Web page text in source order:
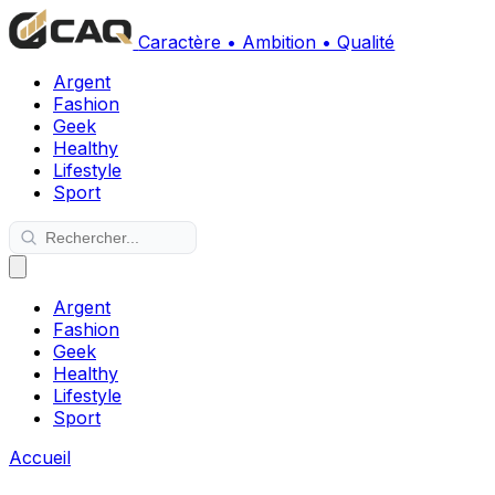
Caractère • Ambition • Qualité
Argent
Fashion
Geek
Healthy
Lifestyle
Sport
Argent
Fashion
Geek
Healthy
Lifestyle
Sport
Accueil